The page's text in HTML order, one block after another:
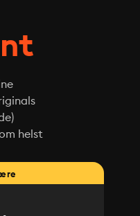
helst